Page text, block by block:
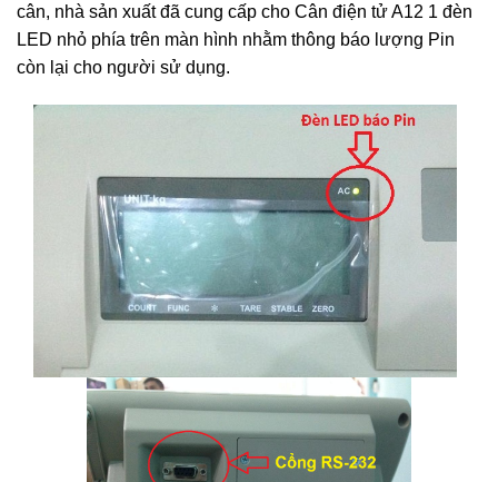
cân, nhà sản xuất đã cung cấp cho Cân điện tử A12 1 đèn
LED nhỏ phía trên màn hình nhằm thông báo lượng Pin
còn lại cho người sử dụng.